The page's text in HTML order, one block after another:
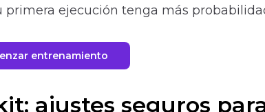
ejecución tenga más
entrenamiento
ajustes seguros